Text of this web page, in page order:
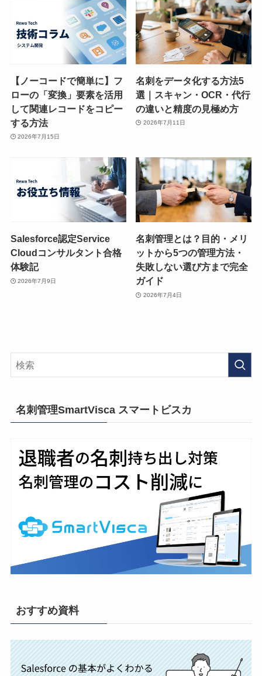
【ノーコードで簡単に】フ
ローの「変換」要素を活用
して関連レコードをコピー
する方法
2026年7月15日
名刺をデータ化する方法5
選｜スキャン・OCR・代行
の違いと精度の見極め方
2026年7月11日
Salesforce認定Service
Cloudコンサルタント合格
体験記
2026年7月9日
名刺管理とは？目的・メリ
ットから5つの管理方法・
失敗しない選び方まで完全
ガイド
2026年7月4日
名刺管理SmartVisca スマートビスカ
おすすめ資料